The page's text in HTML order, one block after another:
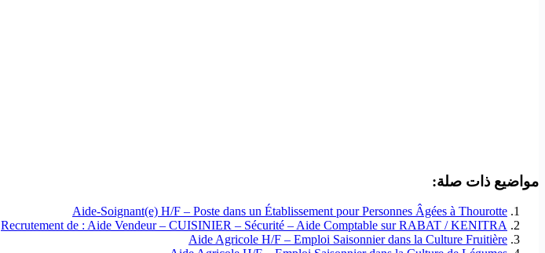
مواضيع ذات صلة:
Aide-Soignant(e) H/F – Poste dans un Établissement pour Personnes Âgées à Thourotte
Recrutement de : Aide Vendeur – CUISINIER – Sécurité – Aide Comptable sur RABAT / KENITRA
Aide Agricole H/F – Emploi Saisonnier dans la Culture Fruitière